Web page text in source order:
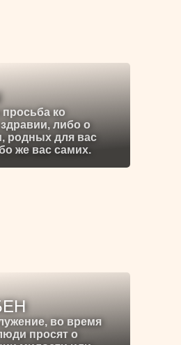
ко
либо о
родных для вас
же вас самих.
во время
просят о